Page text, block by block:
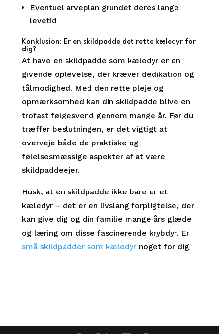
Eventuel arveplan grundet deres lange
levetid
Konklusion: Er en skildpadde det rette kæledyr for
dig?
At have en skildpadde som kæledyr er en
givende oplevelse, der kræver dedikation og
tålmodighed. Med den rette pleje og
opmærksomhed kan din skildpadde blive en
trofast følgesvend gennem mange år. Før du
træffer beslutningen, er det vigtigt at
overveje både de praktiske og
følelsesmæssige aspekter af at være
skildpaddeejer.
Husk, at en skildpadde ikke bare er et
kæledyr – det er en livslang forpligtelse, der
kan give dig og din familie mange års glæde
og læring om disse fascinerende krybdyr. Er
små skildpadder som kæledyrnoget for dig